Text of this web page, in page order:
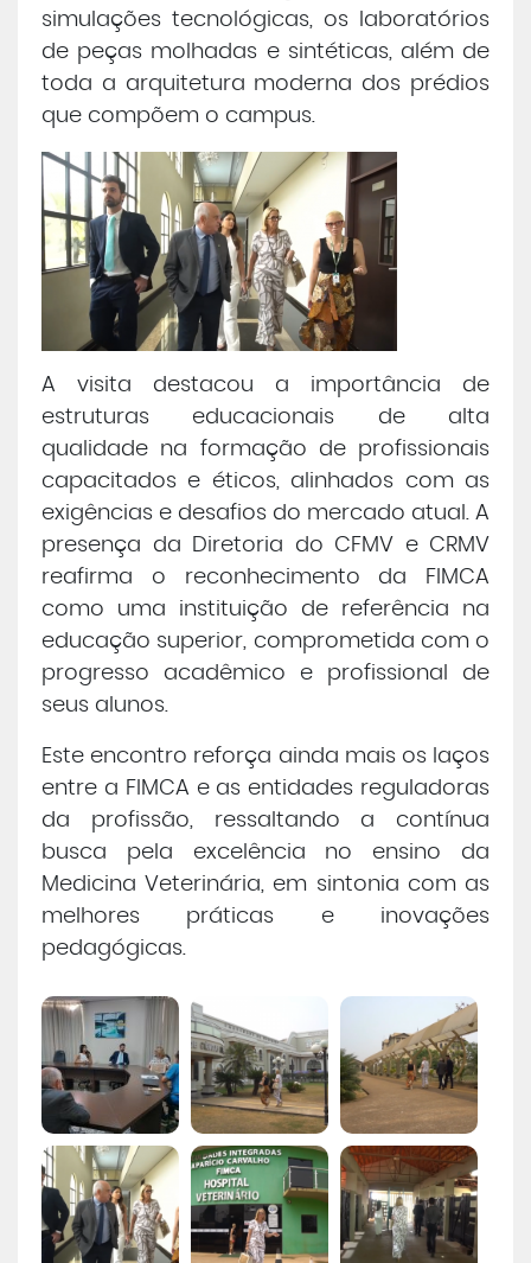
simulações tecnológicas, os laboratórios
de peças molhadas e sintéticas, além de
toda a arquitetura moderna dos prédios
que compõem o campus.
A visita destacou a importância de
estruturas educacionais de alta
qualidade na formação de profissionais
capacitados e éticos, alinhados com as
exigências e desafios do mercado atual. A
presença da Diretoria do CFMV e CRMV
reafirma o reconhecimento da FIMCA
como uma instituição de referência na
educação superior, comprometida com o
progresso acadêmico e profissional de
seus alunos.
Este encontro reforça ainda mais os laços
entre a FIMCA e as entidades reguladoras
da profissão, ressaltando a contínua
busca pela excelência no ensino da
Medicina Veterinária, em sintonia com as
melhores práticas e inovações
pedagógicas.